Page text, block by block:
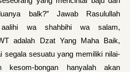
balk?” Jawab Rasulullah
wa shahbihi wa salam,
adalah Dzat Yang Maha Baik,
segala sesuatu yang memiliki nilai-
kesom-bongan hanyalah akan